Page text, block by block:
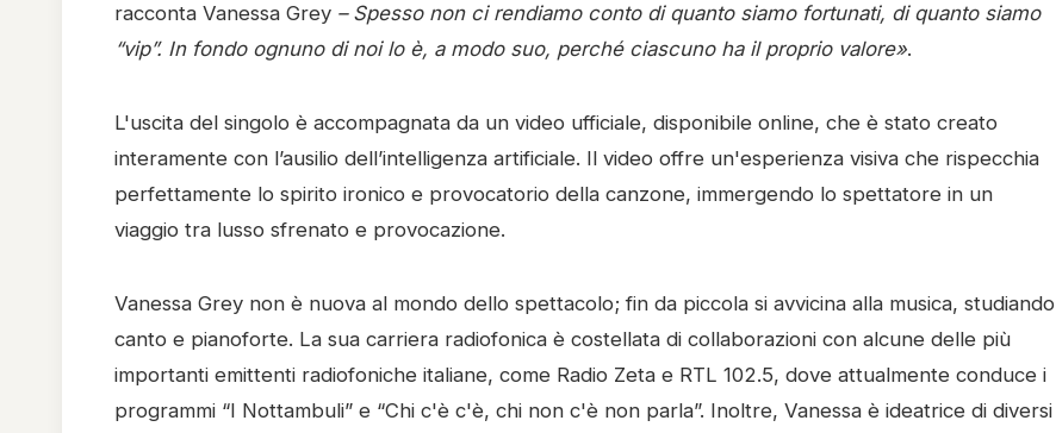
racconta Vanessa Grey – Spesso non ci rendiamo conto di quanto siamo fortunati, di quanto siamo
“vip”. In fondo ognuno di noi lo è, a modo suo, perché ciascuno ha il proprio valore».
L'uscita del singolo è accompagnata da un video ufficiale, disponibile online, che è stato creato
interamente con l’ausilio dell’intelligenza artificiale. Il video offre un'esperienza visiva che rispecchia
perfettamente lo spirito ironico e provocatorio della canzone, immergendo lo spettatore in un
viaggio tra lusso sfrenato e provocazione.
Vanessa Grey non è nuova al mondo dello spettacolo; fin da piccola si avvicina alla musica, studiando
canto e pianoforte. La sua carriera radiofonica è costellata di collaborazioni con alcune delle più
importanti emittenti radiofoniche italiane, come Radio Zeta e RTL 102.5, dove attualmente conduce i
programmi “I Nottambuli” e “Chi c'è c'è, chi non c'è non parla”. Inoltre, Vanessa è ideatrice di diversi